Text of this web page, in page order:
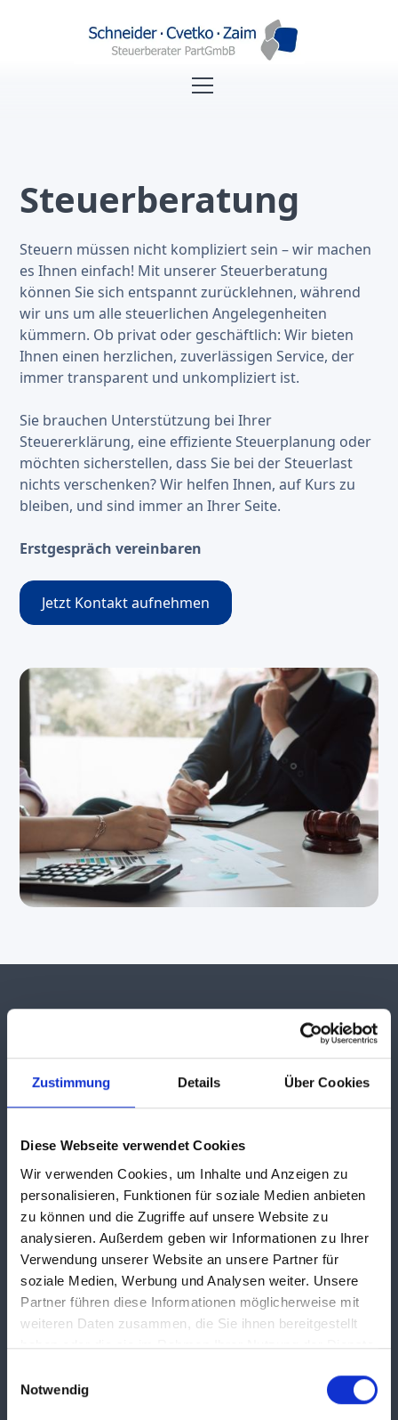
Zustimmung Details Über Cookies
Diese Webseite verwendet Cookies
Wir verwenden Cookies, um Inhalte und Anzeigen zu
personalisieren, Funktionen für soziale Medien anbieten
zu können und die Zugriffe auf unsere Website zu
analysieren. Außerdem geben wir Informationen zu Ihrer
Verwendung unserer Website an unsere Partner für
soziale Medien, Werbung und Analysen weiter. Unsere
Partner führen diese Informationen möglicherweise mit
weiteren Daten zusammen, die Sie ihnen bereitgestellt
haben oder die sie im Rahmen Ihrer Nutzung der Dienste
Notwendig
Steuerberatung
Steuern müssen nicht kompliziert sein – wir machen
es Ihnen einfach! Mit unserer Steuerberatung
können Sie sich entspannt zurücklehnen, während
wir uns um alle steuerlichen Angelegenheiten
kümmern. Ob privat oder geschäftlich: Wir bieten
Ihnen einen herzlichen, zuverlässigen Service, der
immer transparent und unkompliziert ist.
Sie brauchen Unterstützung bei Ihrer
Steuererklärung, eine effiziente Steuerplanung oder
möchten sicherstellen, dass Sie bei der Steuerlast
nichts verschenken? Wir helfen Ihnen, auf Kurs zu
bleiben, und sind immer an Ihrer Seite.
Erstgespräch vereinbaren
Jetzt Kontakt aufnehmen
Steueroptimierung leicht gemacht
Wir zeigen Ihnen, wie Sie Ihre Steuerlast optimieren
haben und die finanziellen Ziele ganz entspannt
erreichen.
Alles aus einer Hand
Von der Steuererklärung bis zur Vertretung vor den
Finanzbehörden – wir bieten Ihnen eine Rundum-